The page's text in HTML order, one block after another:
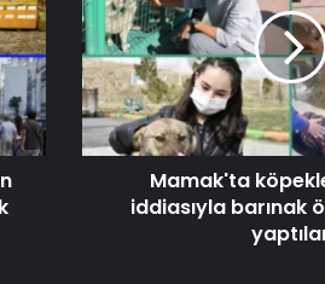
Mamak'ta
iddiasıyla barınak